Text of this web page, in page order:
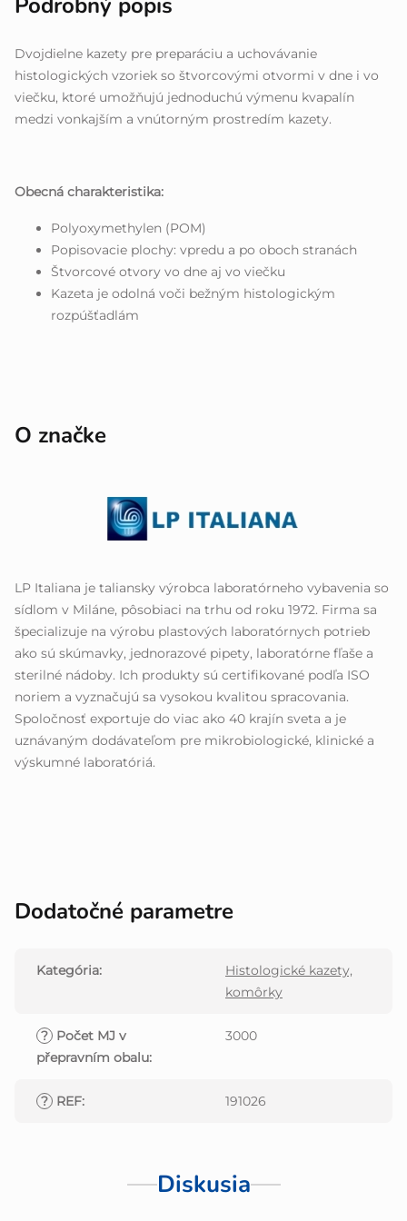
Dvojdielne kazety pre preparáciu a uchovávanie
histologických vzoriek so štvorcovými otvormi v dne i vo
viečku, ktoré umožňujú jednoduchú výmenu kvapalín
medzi vonkajším a vnútorným prostredím kazety.
Obecná charakteristika:
Polyoxymethylen (POM)
Popisovacie plochy: vpredu a po oboch stranách
Štvorcové otvory vo dne aj vo viečku
Kazeta je odolná voči bežným histologickým
rozpúšťadlám
O značke
LP Italiana je taliansky výrobca laboratórneho vybavenia so
sídlom v Miláne, pôsobiaci na trhu od roku 1972. Firma sa
špecializuje na výrobu plastových laboratórnych potrieb
ako sú skúmavky, jednorazové pipety, laboratórne fľaše a
sterilné nádoby. Ich produkty sú certifikované podľa ISO
noriem a vyznačujú sa vysokou kvalitou spracovania.
Spoločnosť exportuje do viac ako 40 krajín sveta a je
uznávaným dodávateľom pre mikrobiologické, klinické a
výskumné laboratóriá.
Dodatočné parametre
Kategória:
Histologické kazety,
komôrky
? Počet MJ v
přepravním obalu:
3000
? REF: 191026
Diskusia